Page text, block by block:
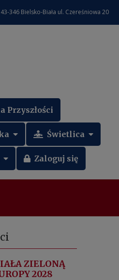
43-346 Bielsko-Biała ul. Czereśniowa 20
Przyszłości
Świetlica
Zaloguj się
ZIELONĄ
2028